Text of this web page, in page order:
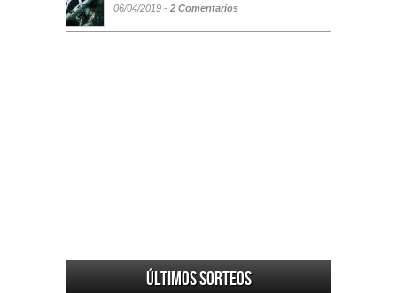
06/04/2019 - 2 Comentarios
Últimos sorteos